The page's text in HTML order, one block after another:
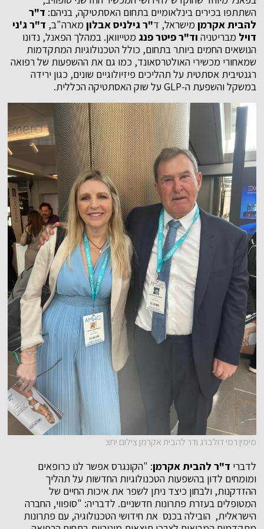
השתתפו בכירים בינלאומיים בתחום האסתטיקה, בניהם: ד"ר
להבית אקרמןמישראל, ד"ר גילניס אבלוןמארה"ב, ד"ר ג'ני
דויל מבריטניה וד"ר פיטר פנגמטייוואן. במהלך הפאנל, נדונו
הנושאים החמים ביותר בתחום, כולל הטכנולוגיות המתקדמות
שמאחורי מכשירי האולטרסאונד, כמו גם את ההשפעות של רפואה
רגנטיבית אסתטית על תהליכים פיזיולוגיים שונים, כגון ירידה
במשקל והשפעת ה-GLP על שוק האסתטיקה הכללית.
מימין רמי דולברג ודר להבית אקרמן צילום יחצ
לדברי ד"ר להבית אקרמן: "הקונגרס אפשר לנו כרופאים
ומומחים לדון בהשפעות הטכנולוגיות החדשות על תהליך
ההזדקנות, ולבחון כיצד ניתן לשפר את איכות החיים של
המטופלים בעזרת פתרונות חדשניים. לדבריה: "סופווי, החברה
הישראלית, הובילה בכנס את חידושי הטכנולוגיה, עם פתרונות